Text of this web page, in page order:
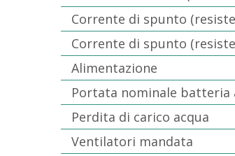
Corrente di spunto
Corrente di spunto
Alimentazione
Portata nominale batteria
Perdita di carico acqua
Ventilatori mandata